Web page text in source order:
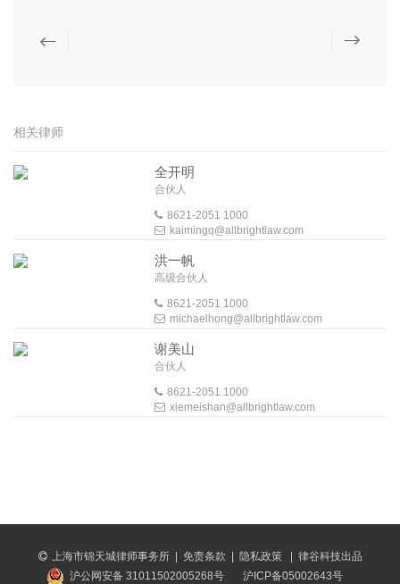
相关律师
全开明
合伙人
8621-2051 1000
kaimingq@allbrightlaw.com
洪一帆
高级合伙人
8621-2051 1000
michaelhong@allbrightlaw.com
谢美山
合伙人
8621-2051 1000
xiemeishan@allbrightlaw.com
上海市锦天城律师事务所 免责条款 隐私政策
律谷科技出品
沪公网安备 31011502005268号
沪ICP备05002643号